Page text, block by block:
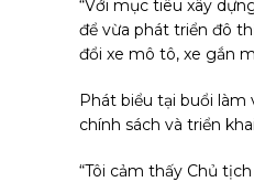
“Với mục tiêu xây
để vừa phát triển đô
đổi xe mô tô, xe gắn
Phát biểu tại buổi làm
chính sách và triển
“Tôi cảm thấy Chủ